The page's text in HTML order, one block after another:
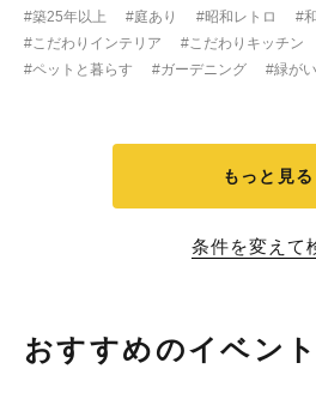
#築25年以上 #庭あり #昭和レトロ #
#こだわりインテリア
#こだわりキッチン
#ペットと暮らす
#ガーデニング #緑が
もっと見る
条件を変えて
おすすめのイベント